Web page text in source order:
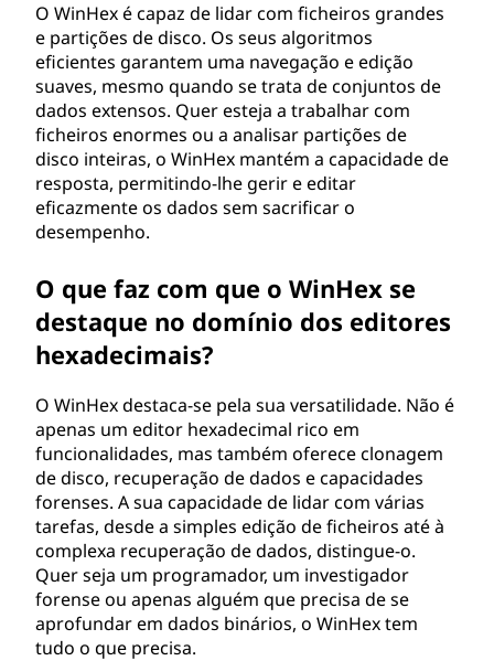
O WinHex é capaz de lidar com ficheiros grandes
e partições de disco. Os seus algoritmos
eficientes garantem uma navegação e edição
suaves, mesmo quando se trata de conjuntos de
dados extensos. Quer esteja a trabalhar com
ficheiros enormes ou a analisar partições de
disco inteiras, o WinHex mantém a capacidade de
resposta, permitindo-lhe gerir e editar
eficazmente os dados sem sacrificar o
desempenho.
O que faz com que o WinHex se
destaque no domínio dos editores
hexadecimais?
O WinHex destaca-se pela sua versatilidade. Não é
apenas um editor hexadecimal rico em
funcionalidades, mas também oferece clonagem
de disco, recuperação de dados e capacidades
forenses. A sua capacidade de lidar com várias
tarefas, desde a simples edição de ficheiros até à
complexa recuperação de dados, distingue-o.
Quer seja um programador, um investigador
forense ou apenas alguém que precisa de se
aprofundar em dados binários, o WinHex tem
tudo o que precisa.